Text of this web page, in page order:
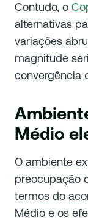
Contudo, o
alternativas
variações
magnitude
convergência
Médio
O ambiente
preocupação
termos do
Médio e os